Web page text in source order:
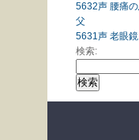
5632声 腰痛
父
5631声 老眼鏡
検索: